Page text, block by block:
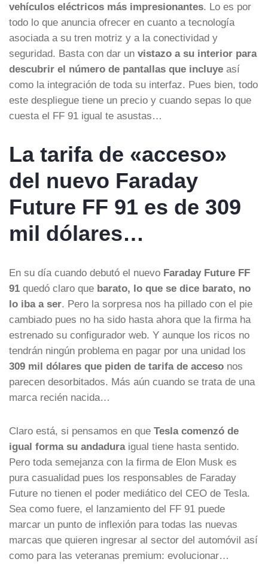
vehículos eléctricos más impresionantes. Lo es por
todo lo que anuncia ofrecer en cuanto a tecnología
asociada a su tren motriz y a la conectividad y
seguridad. Basta con dar un vistazo a su interior para
descubrir el número de pantallas que incluye así
como la integración de toda su interfaz. Pues bien, todo
este despliegue tiene un precio y cuando sepas lo que
cuesta el FF 91 igual te asustas…
La tarifa de «acceso»
del nuevo Faraday
Future FF 91 es de 309
mil dólares…
En su día cuando debutó el nuevo Faraday Future FF
91 quedó claro que barato, lo que se dice barato, no
lo iba a ser. Pero la sorpresa nos ha pillado con el pie
cambiado pues no ha sido hasta ahora que la firma ha
estrenado su configurador web. Y aunque los ricos no
tendrán ningún problema en pagar por una unidad los
309 mil dólares que piden de tarifa de acceso nos
parecen desorbitados. Más aún cuando se trata de una
marca recién nacida…
Claro está, si pensamos en que Tesla comenzó de
igual forma su andaduraigual tiene hasta sentido.
Pero toda semejanza con la firma de Elon Musk es
pura casualidad pues los responsables de Faraday
Future no tienen el poder mediático del CEO de Tesla.
Sea como fuere, el lanzamiento del FF 91 puede
marcar un punto de inflexión para todas las nuevas
marcas que quieren ingresar al sector del automóvil así
como para las veteranas premium: evolucionar…